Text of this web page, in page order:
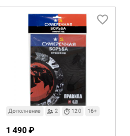
Дополнение 2 120 16+
1 490 ₽